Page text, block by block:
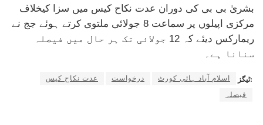
بشریٰ بی بی کی دوران عدت نکاح کیس میں سزا کیخلاف
مرکزی اپیلوں پر سماعت 8 جولائی ملتوی کرتے ہوئے جج نے
ریمارکس دیئے کہ 12 جولائی تک ہر حال میں فیصلہ
سنانا ہے۔
ٹیگز: اسلام آباد ہائی کورٹ درخواست
عدت نکاح کیس
فیصلہ